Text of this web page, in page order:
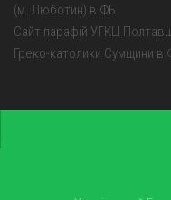
(м. Люботин) в ФБ
Сайт парафій УГКЦ
Греко-католики Сумщини в